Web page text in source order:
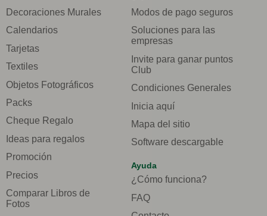
Decoraciones Murales
Calendarios
Tarjetas
Textiles
Objetos Fotográficos
Packs
Cheque Regalo
Ideas para regalos
Promoción
Precios
Comparar Libros de
Fotos
Modos de pago seguros
Soluciones para las
empresas
Invite para ganar puntos
Club
Condiciones Generales
Inicia aquí
Mapa del sitio
Software descargable
Ayuda
¿Cómo funciona?
FAQ